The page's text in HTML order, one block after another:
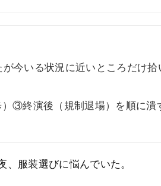
今いる状況に近いところだけ拾
③終演後（規制退場）を順に潰
服装選びに悩んでいた。